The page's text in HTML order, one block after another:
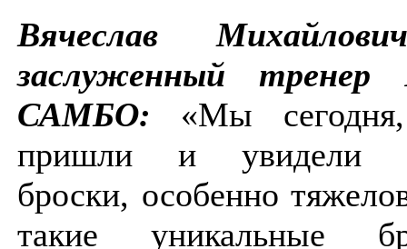
Вячеслав
заслуженный тренер
САМБО: «Мы
пришли и увидели
броски, особенно
такие уникальные